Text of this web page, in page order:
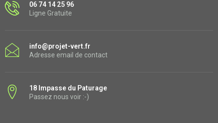
06 74 14 25 96
Ligne Gratuite
info@projet-vert.fr
Adresse email de contact
18 Impasse du Paturage
Passez nous voir :-)